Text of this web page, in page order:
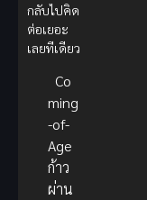
กลับไปคิด
ต่อเยอะ
เลยทีเดียว
Co
ming
-of-
Age
ก้าว
ผ่าน